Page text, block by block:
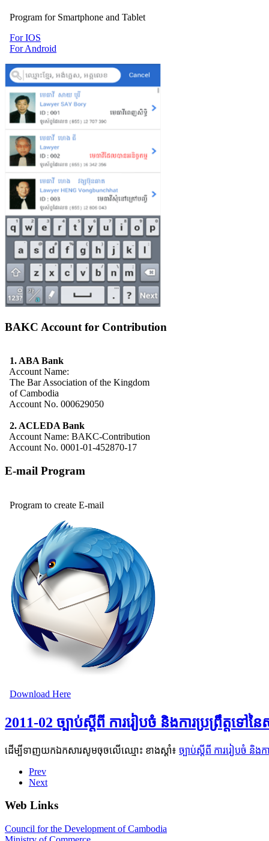
Program for Smartphone and Tablet
For IOS
For Android
BAKC Account for Contribution
1. ABA Bank
Account Name:
The Bar Association of the Kingdom
of Cambodia
Account No. 000629050
2. ACLEDA Bank
Account Name: BAKC-Contribution
Account No. 0001-01-452870-17
E-mail Program
Program to create E-mail
Download Here
2011-02 ច្បាប់ស្តីពី ការរៀបចំ និងការប្រព្រឹត្តទៅន
ដើម្បីទាញយកឯកសារសូមចុចលើឈ្មោះ ខាងស្តាំ៖ ច្បាប់ស្តីពី ការរៀបចំ និងក
Prev
Next
Web Links
Council for the Development of Cambodia